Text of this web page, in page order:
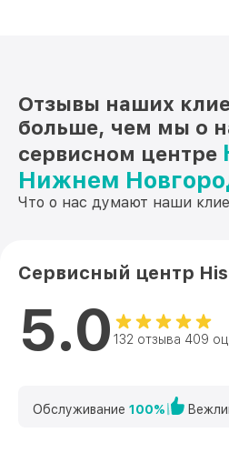
Отзывы наших
больше, чем мы о
сервисном центре
Нижнем
Что о нас думают наши
Сервисный центр
5.0 132 отзыва 409
Обслуживание 100%